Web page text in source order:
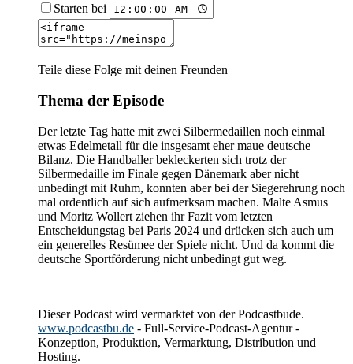
Starten bei
Teile diese Folge mit deinen Freunden
Thema der Episode
Der letzte Tag hatte mit zwei Silbermedaillen noch einmal
etwas Edelmetall für die insgesamt eher maue deutsche
Bilanz. Die Handballer bekleckerten sich trotz der
Silbermedaille im Finale gegen Dänemark aber nicht
unbedingt mit Ruhm, konnten aber bei der Siegerehrung noch
mal ordentlich auf sich aufmerksam machen. Malte Asmus
und Moritz Wollert ziehen ihr Fazit vom letzten
Entscheidungstag bei Paris 2024 und drücken sich auch um
ein generelles Resümee der Spiele nicht. Und da kommt die
deutsche Sportförderung nicht unbedingt gut weg.
Dieser Podcast wird vermarktet von der Podcastbude.
www.podcastbu.de - Full-Service-Podcast-Agentur -
Konzeption, Produktion, Vermarktung, Distribution und
Hosting.